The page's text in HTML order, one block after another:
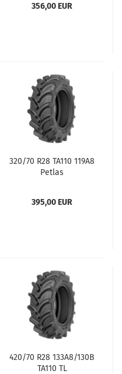
356,00 EUR
320/70 R28 TA110 119A8
Petlas
395,00 EUR
420/70 R28 133A8/130B
TA110 TL